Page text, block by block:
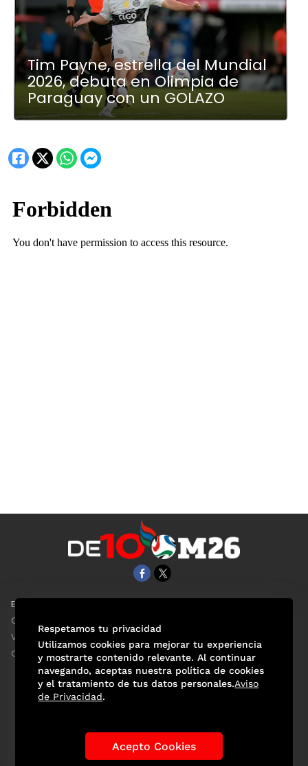
Tim Payne, estrella del Mundial
2026, debuta en Olimpia de
Paraguay con un GOLAZO
EL UNIVERSAL
Clase
ViveUSA
Confabulario
Historia de los Mundiales Lo viral Anécdotas Mundialistas
Las Figuras Tendencias Directorio
Respetamos tu privacidad
Utilizamos cookies para mejorar tu experiencia
y mostrarte contenido relevante. Al continuar
navegando, aceptas nuestra política de cookies
y el tratamiento de tus datos personales.Aviso
de Privacidad.
Acepto Cookies